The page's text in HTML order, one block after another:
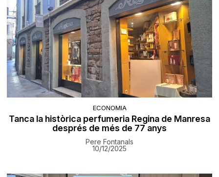
ECONOMIA
Tanca la històrica perfumeria Regina de Manresa
després de més de 77 anys
Pere Fontanals
10/12/2025